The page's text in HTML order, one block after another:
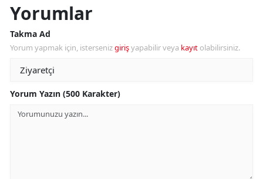
Yorumlar
Takma Ad
Yorum yapmak için, istersenizgirişyapabilir veya kayıt olabilirsiniz.
Yorum Yazın (500 Karakter)